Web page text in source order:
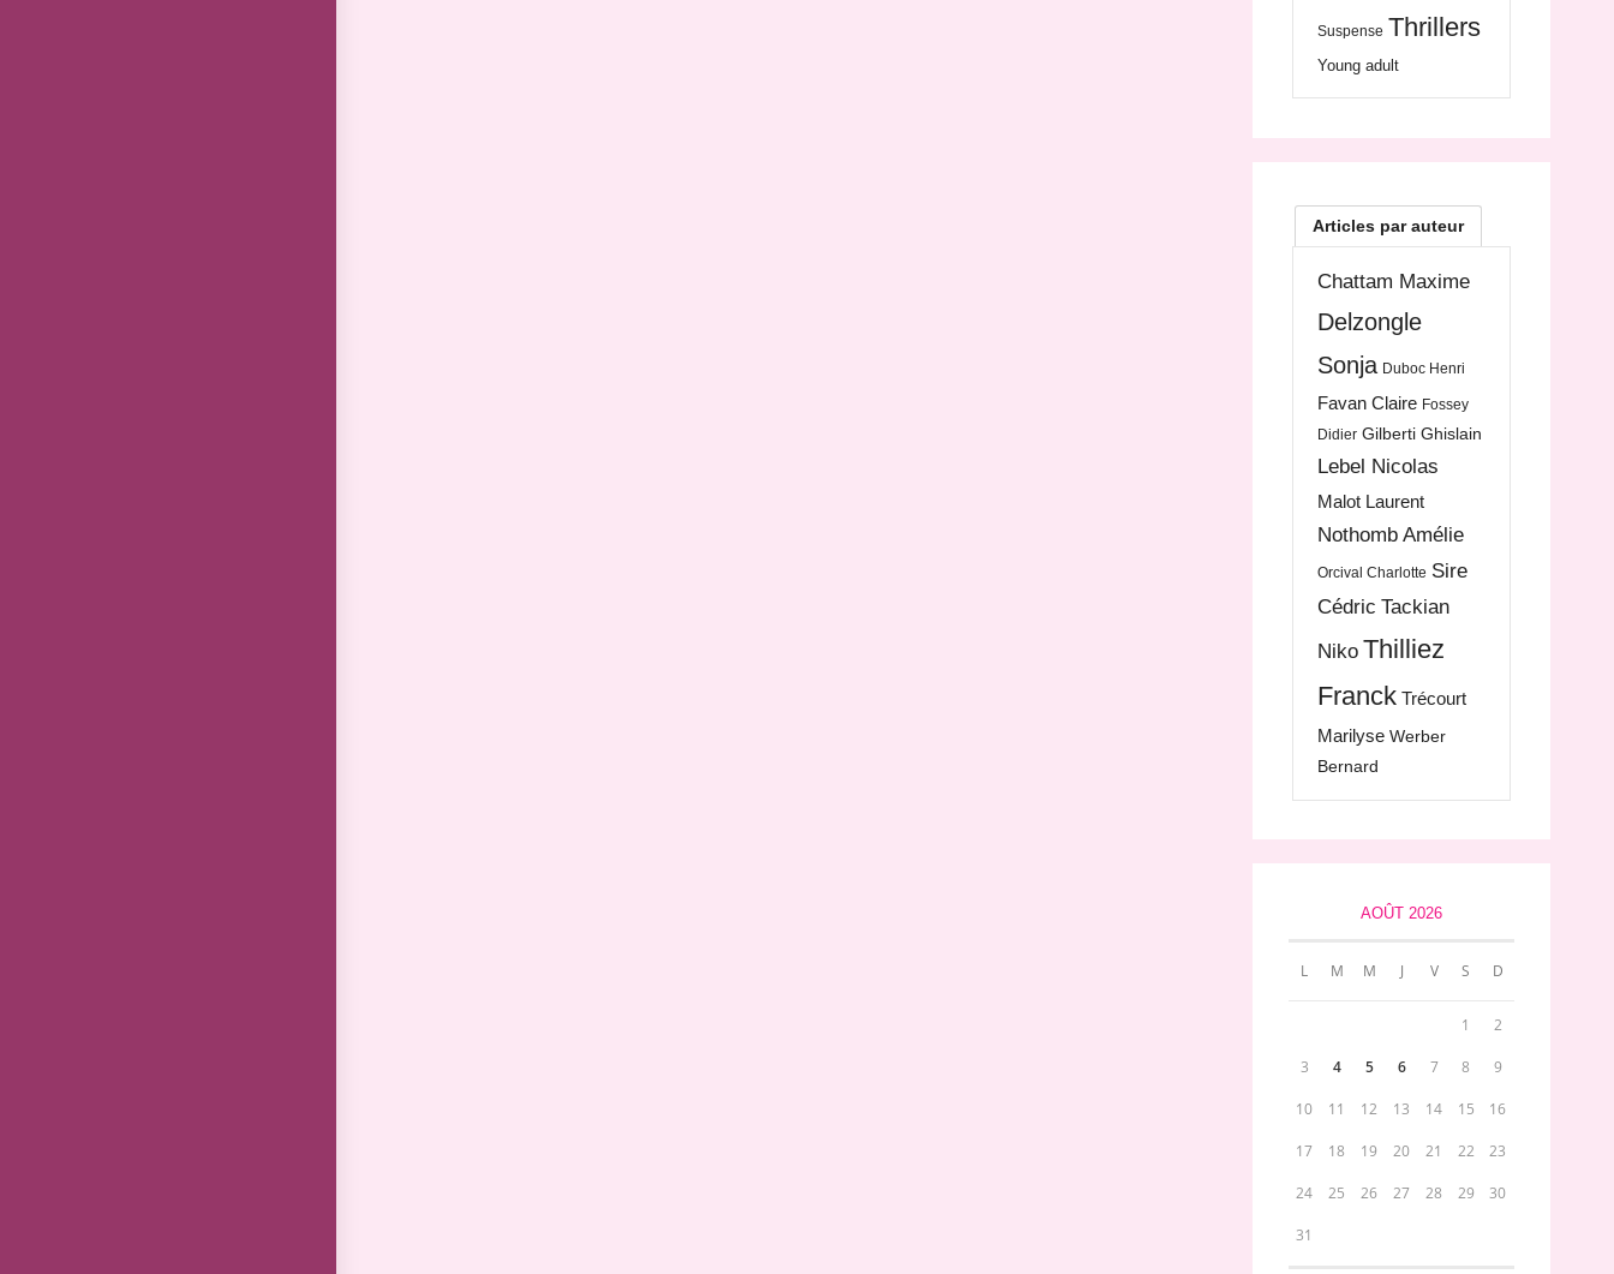
Suspense Thrillers
Young adult
Articles par auteur
Chattam Maxime
Delzongle
Sonja Duboc Henri
Favan Claire Fossey
Didier Gilberti Ghislain
Lebel Nicolas
Malot Laurent
Nothomb Amélie
Orcival Charlotte Sire
Cédric Tackian
Niko Thilliez
Franck Trécourt
Marilyse Werber
Bernard
AOÛT 2026
L M M J V S D
1 2
3 4 5 6 7 8 9
10 11 12 13 14 15 16
17 18 19 20 21 22 23
24 25 26 27 28 29 30
31